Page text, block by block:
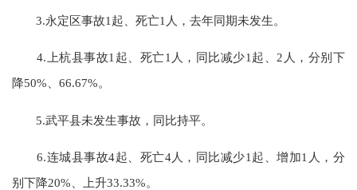
3.永定区事故1起、死亡1人，去年同期未发生。
4.上杭县事故1起、死亡1人，同比减少1起、2人，分别下
降50%、66.67%。
5.武平县未发生事故，同比持平。
6.连城县事故4起、死亡4人，同比减少1起、增加1人，分
别下降20%、上升33.33%。